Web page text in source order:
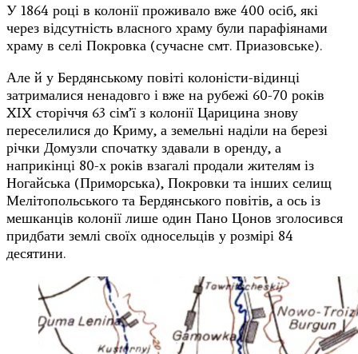
У 1864 році в колонії проживало вже 400 осіб, які
через відсутність власного храму були парафіянами
храму в селі Покровка (сучасне смт. Приазовське).
Але й у Бердянському повіті колоністи-відинці
затрималися ненадовго і вже на рубежі 60-70 років
XIX сторіччя 63 сім’ї з колонії Царицина знову
переселилися до Криму, а земельні наділи на березі
річки Домузли спочатку здавали в оренду, а
наприкінці 80-х років взагалі продали жителям із
Ногайська (Приморська), Покровки та інших селищ
Мелітопольського та Бердянського повітів, а ось із
мешканців колонії лише один Пано Цонов зголосився
придбати землі своїх односельців у розмірі 84
десятини.